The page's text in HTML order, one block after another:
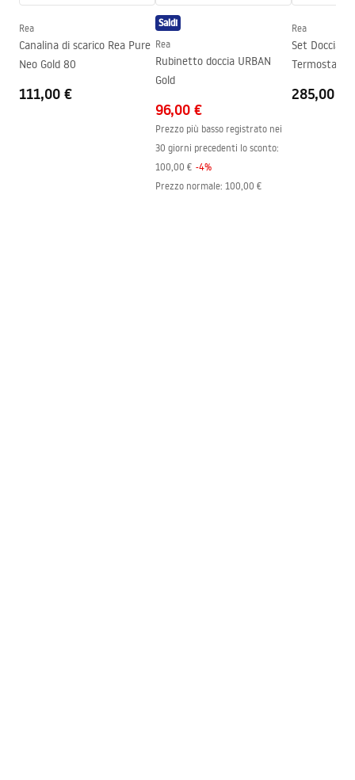
Materiale dei profili
Alluminio
Materiale manico
Rivestimento Easy Clean
Si
SÌ
Può essere installato senza un
SÌ
24 mesi
Rea
Canalina di scarico Rea Pure
Neo Gold 80
111,00 €
Saldi
Rea
Rubinetto doccia URBAN
Gold
96,00 €
Prezzo più basso registrato nei
30 giorni precedenti lo sconto:
100,00 € -4%
Prezzo normale: 100,00 €
Rea
Set Doccia
285,00 €